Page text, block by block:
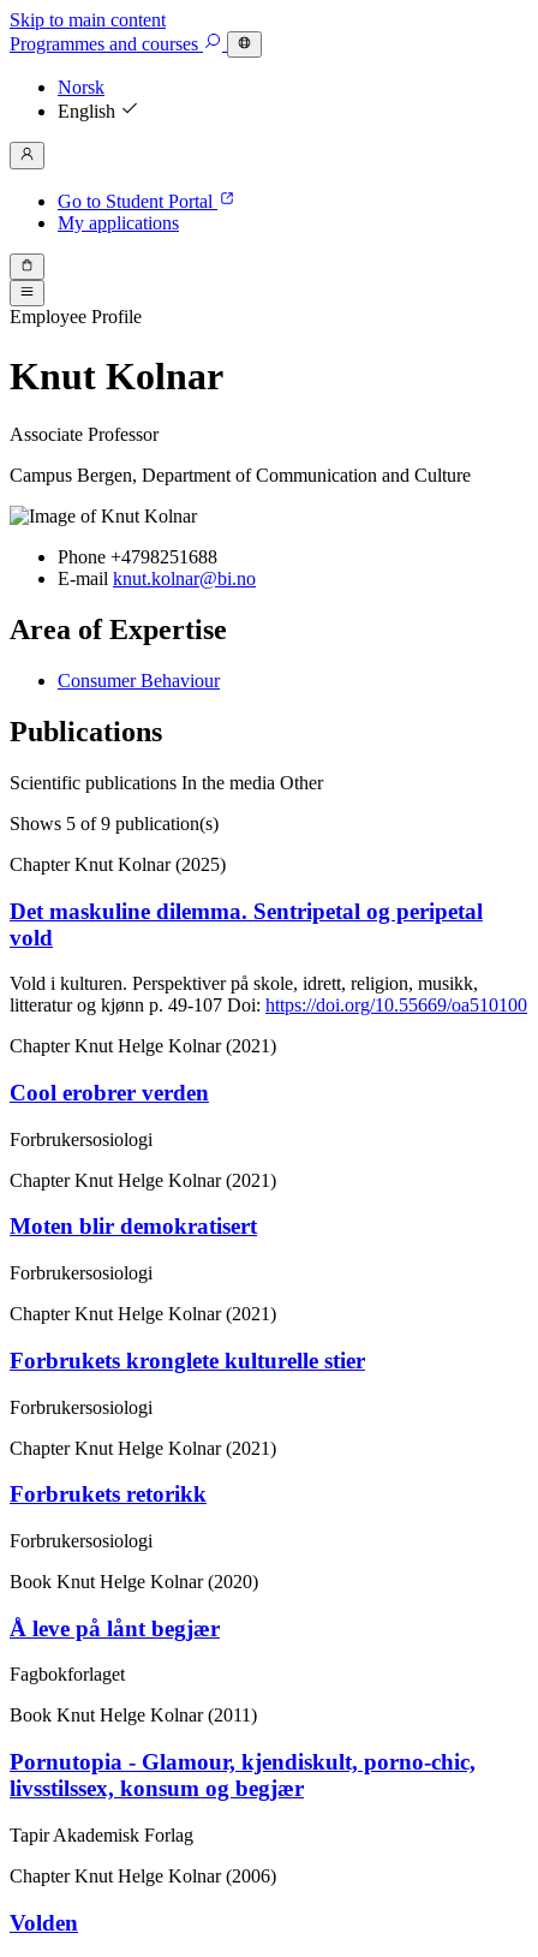
Skip to main content
Programmes and courses
Norsk
English
Go to Student Portal
My applications
Employee Profile
Knut Kolnar
Associate Professor
Campus Bergen, Department of Communication and Culture
Phone +4798251688
E-mail knut.kolnar@bi.no
Area of Expertise
Consumer Behaviour
Publications
Scientific publications In the media Other
Shows 5 of 9 publication(s)
ChapterKnut Kolnar (2025)
Det maskuline dilemma. Sentripetal og peripetal
vold
Vold i kulturen. Perspektiver på skole, idrett, religion, musikk,
litteratur og kjønn p. 49-107 Doi: https://doi.org/10.55669/oa510100
ChapterKnut Helge Kolnar (2021)
Cool erobrer verden
Forbrukersosiologi
ChapterKnut Helge Kolnar (2021)
Moten blir demokratisert
Forbrukersosiologi
ChapterKnut Helge Kolnar (2021)
Forbrukets kronglete kulturelle stier
Forbrukersosiologi
ChapterKnut Helge Kolnar (2021)
Forbrukets retorikk
Forbrukersosiologi
Book Knut Helge Kolnar (2020)
Å leve på lånt begjær
Fagbokforlaget
Book Knut Helge Kolnar (2011)
Pornutopia - Glamour, kjendiskult, porno-chic,
livsstilssex, konsum og begjær
Tapir Akademisk Forlag
ChapterKnut Helge Kolnar (2006)
Volden